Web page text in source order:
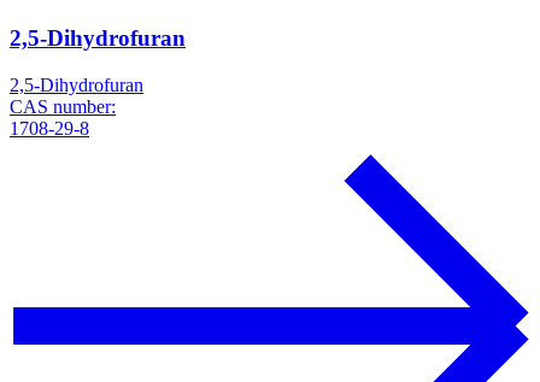
2,5-Dihydrofuran
2,5-Dihydrofuran
CAS number:
1708-29-8